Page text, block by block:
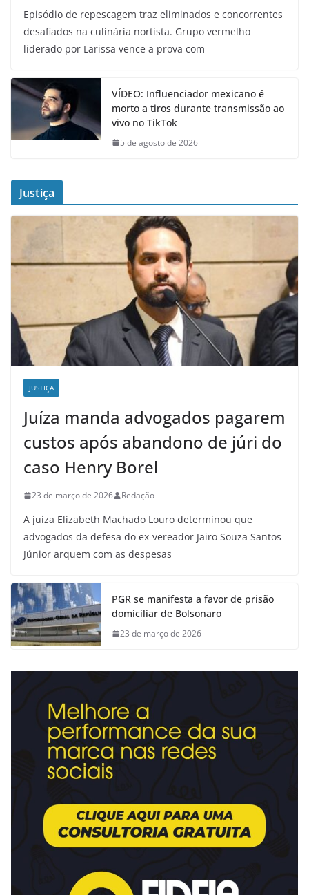
Episódio de repescagem traz eliminados e concorrentes
desafiados na culinária nortista. Grupo vermelho
liderado por Larissa vence a prova com
VÍDEO: Influenciador mexicano é
morto a tiros durante transmissão ao
vivo no TikTok
5 de agosto de 2026
Justiça
JUSTIÇA
Juíza manda advogados pagarem
custos após abandono de júri do
caso Henry Borel
23 de março de 2026 Redação
A juíza Elizabeth Machado Louro determinou que
advogados da defesa do ex-vereador Jairo Souza Santos
Júnior arquem com as despesas
PGR se manifesta a favor de prisão
domiciliar de Bolsonaro
23 de março de 2026